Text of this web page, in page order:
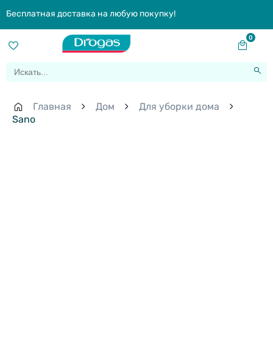
Бесплатная доставка на любую покупку!
0
Главная Дом
Для уборки дома
Sano